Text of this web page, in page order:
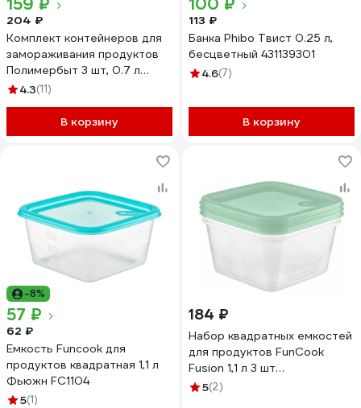
204 ₽
Комплект контейнеров для
замораживания продуктов
Полимербыт 3 шт, 0.7 л
436403600
4.3(11)
В корзину
113 ₽
Банка Phibo Твист 0.25 л,
бесцветный 431139301
4.6(7)
В корзину
-8%
57 ₽
62 ₽
Емкость Funcook для
продуктов квадратная 1,1 л
Фьюжн FC1104
5(1)
184 ₽
Набор квадратных емкостей
для продуктов FunCook
Fusion 1,1 л 3 шт
00000048317
5(2)